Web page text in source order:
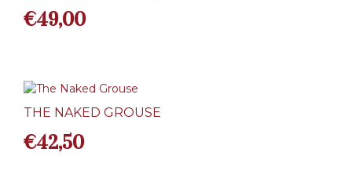
€49,00
THE NAKED GROUSE
€42,50